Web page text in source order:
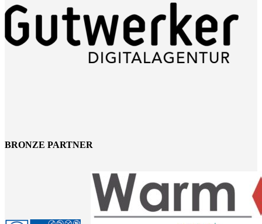
BRONZE PARTNER